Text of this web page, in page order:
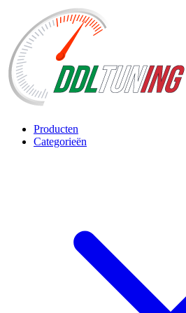
Producten
Categorieën